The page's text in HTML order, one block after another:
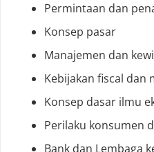
Permintaan dan
Konsep pasar
Manajemen dan
Kebijakan fiscal dan
Konsep dasar ilmu
Perilaku konsumen
Bank dan Lembaga